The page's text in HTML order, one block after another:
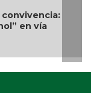
Nueva oferta